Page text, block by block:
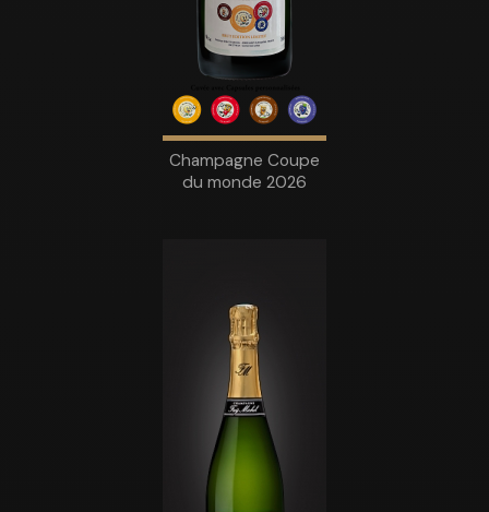
Champagne Coupe
du monde 2026